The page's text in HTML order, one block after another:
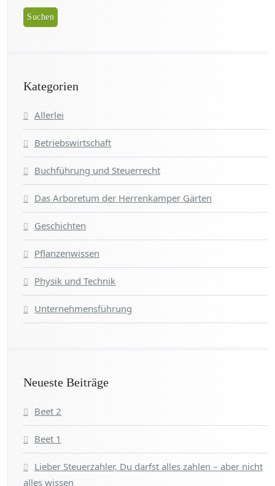
Kategorien
Allerlei
Betriebswirtschaft
Buchführung und Steuerrecht
Das Arboretum der Herrenkamper Gärten
Geschichten
Pflanzenwissen
Physik und Technik
Unternehmensführung
Neueste Beiträge
Beet 2
Beet 1
Lieber Steuerzahler, Du darfst alles zahlen – aber nicht
alles wissen